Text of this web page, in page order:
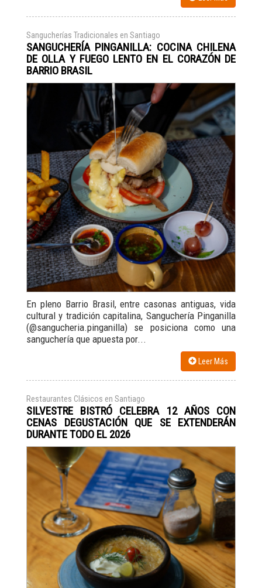
Sangucherías Tradicionales en Santiago
SANGUCHERÍA PINGANILLA: COCINA CHILENA
DE OLLA Y FUEGO LENTO EN EL CORAZÓN DE
BARRIO BRASIL
En pleno Barrio Brasil, entre casonas antiguas, vida
cultural y tradición capitalina, Sanguchería Pinganilla
(@sangucheria.pinganilla) se posiciona como una
sanguchería que apuesta por...
Leer Más
Restaurantes Clásicos en Santiago
SILVESTRE BISTRÓ CELEBRA 12 AÑOS CON
CENAS DEGUSTACIÓN QUE SE EXTENDERÁN
DURANTE TODO EL 2026